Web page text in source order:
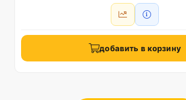
добавить в корзину